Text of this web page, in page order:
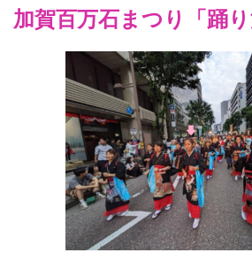
加賀百万石まつり「踊り